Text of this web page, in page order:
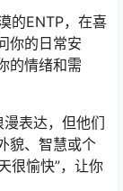
的ENTP，在喜
你的日常安
的情绪和需
表达，但他们
貌、智慧或个
很愉快”，让你